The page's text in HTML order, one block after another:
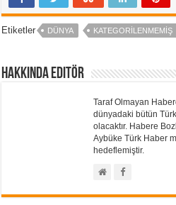
Etiketler DÜNYA KATEGORILENMEMIŞ
Hakkında Editör
Taraf Olmayan
dünyadaki bütün
olacaktır. Habere
Aybüke Türk Haber
hedeflemiştir.